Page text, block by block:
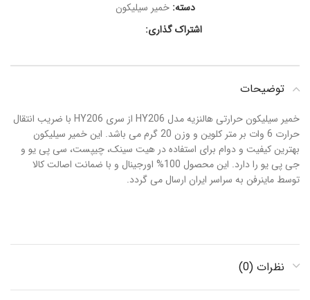
دسته: خمیر سیلیکون
اشتراک گذاری:
توضیحات
خمیر سیلیکون حرارتی هالنزیه مدل HY206 از سری HY206 با ضریب انتقال
حرارت 6 وات بر متر کلوین و وزن 20 گرم می باشد. این خمیر سیلیکون
بهترین کیفیت و دوام برای استفاده در هیت سینک، چیپست، سی پی یو و
جی پی یو را دارد. این محصول 100% اورجینال و با ضمانت اصالت کالا
توسط ماینرفن به سراسر ایران ارسال می گردد.
نظرات (0)